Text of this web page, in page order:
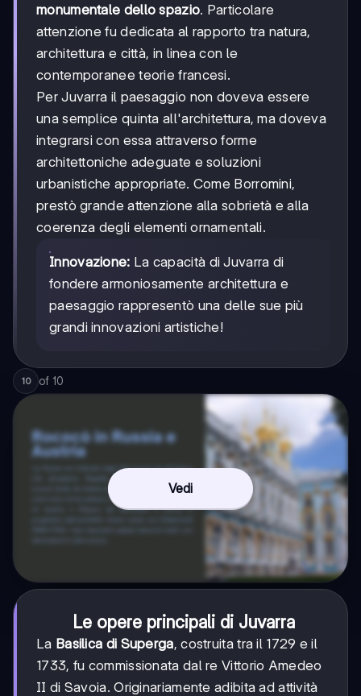
monumentale dello spazio. Particolare
attenzione fu dedicata al rapporto tra natura,
architettura e città, in linea con le
contemporanee teorie francesi.
Per Juvarra il paesaggio non doveva essere
una semplice quinta all'architettura, ma doveva
integrarsi con essa attraverso forme
architettoniche adeguate e soluzioni
urbanistiche appropriate. Come Borromini,
prestò grande attenzione alla sobrietà e alla
coerenza degli elementi ornamentali.
Innovazione: La capacità di Juvarra di
fondere armoniosamente architettura e
paesaggio rappresentò una delle sue più
grandi innovazioni artistiche!
10 of 10
Vedi
Le opere principali di Juvarra
La Basilica di Superga, costruita tra il 1729 e il
1733, fu commissionata dal re Vittorio Amedeo
II di Savoia. Originariamente adibita ad attività